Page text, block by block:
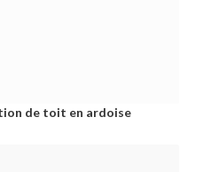
de toit en ardoise